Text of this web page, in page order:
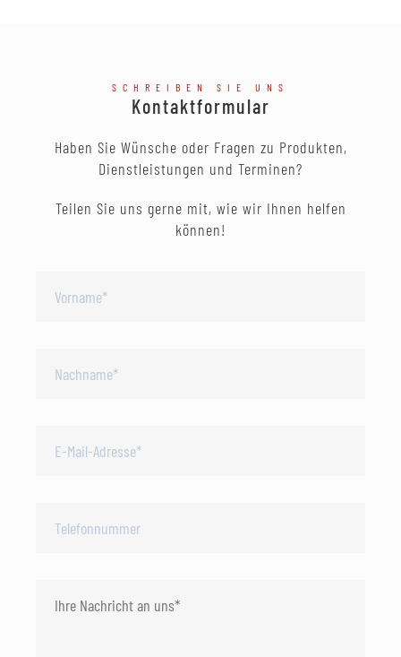
SCHREIBEN SIE UNS
Kontaktformular
Haben Sie Wünsche oder Fragen zu Produkten,
Dienstleistungen und Terminen?
Teilen Sie uns gerne mit, wie wir Ihnen helfen
können!